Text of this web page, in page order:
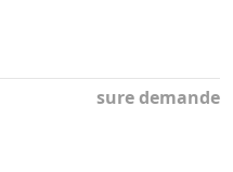
sure demande